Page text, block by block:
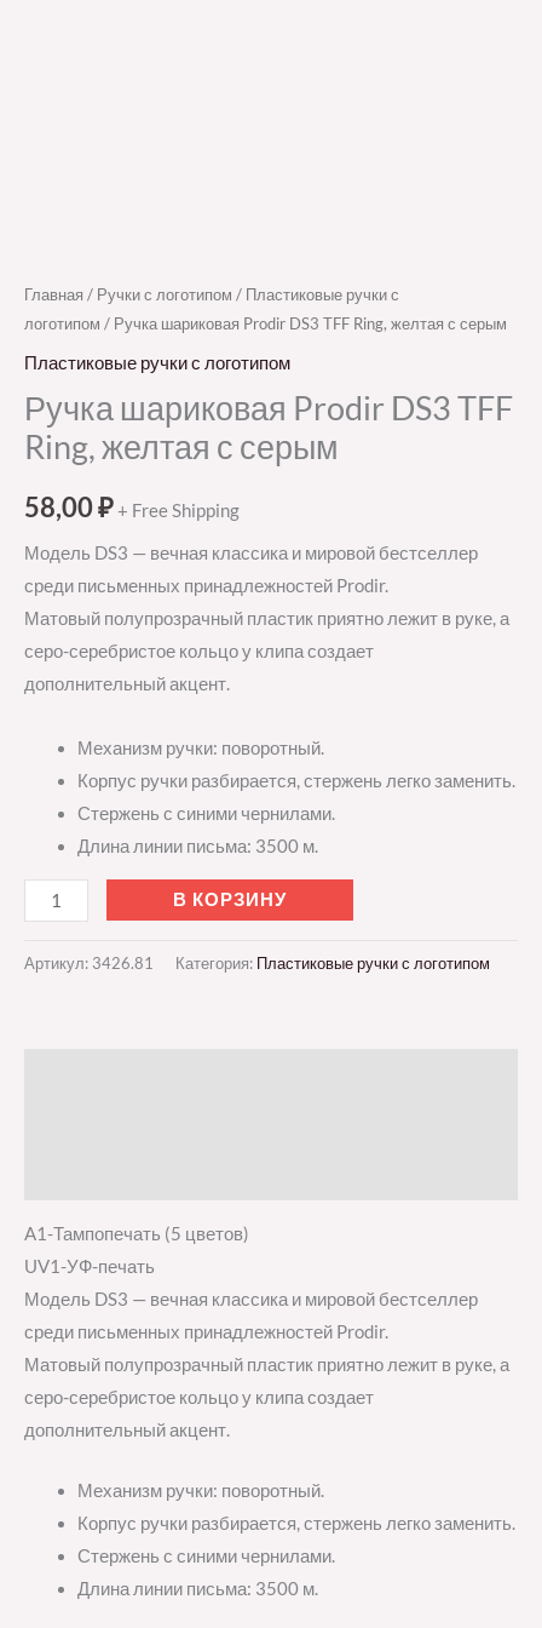
Главная / Ручки с логотипом / Пластиковые ручки с
логотипом / Ручка шариковая Prodir DS3 TFF Ring, желтая с серым
Пластиковые ручки с логотипом
Ручка шариковая Prodir DS3 TFF
Ring, желтая с серым
58,00₽+ Free Shipping
Модель DS3 — вечная классика и мировой бестселлер
среди письменных принадлежностей Prodir.
Матовый полупрозрачный пластик приятно лежит в руке, а
серо-серебристое кольцо у клипа создает
дополнительный акцент.
Механизм ручки: поворотный.
Корпус ручки разбирается, стержень легко заменить.
Стержень с синими чернилами.
Длина линии письма: 3500 м.
В КОРЗИНУ
Артикул: 3426.81 Категория: Пластиковые ручки с логотипом
A1-Тампопечать (5 цветов)
UV1-УФ-печать
Модель DS3 — вечная классика и мировой бестселлер
среди письменных принадлежностей Prodir.
Матовый полупрозрачный пластик приятно лежит в руке, а
серо-серебристое кольцо у клипа создает
дополнительный акцент.
Механизм ручки: поворотный.
Корпус ручки разбирается, стержень легко заменить.
Стержень с синими чернилами.
Длина линии письма: 3500 м.